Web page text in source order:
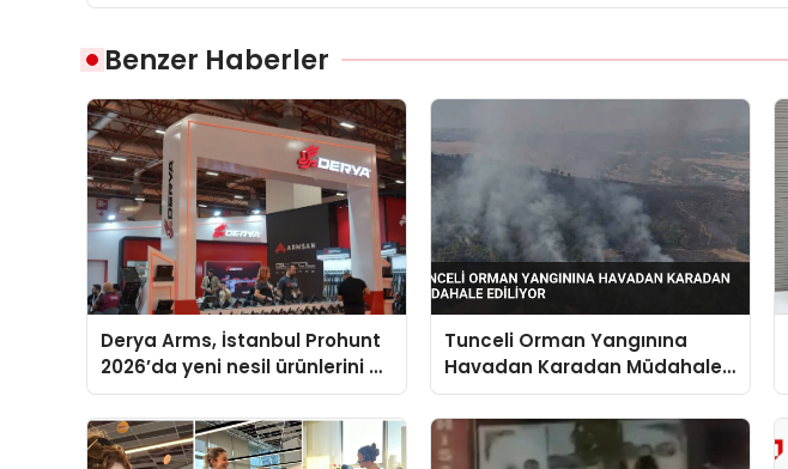
Benzer Haberler
Derya Arms, İstanbul Prohunt
2026’da yeni nesil ürünlerini ve
global marka vizyonunu
sergiledi
Tunceli Orman Yangınına
Havadan Karadan Müdahale
Ediliyor